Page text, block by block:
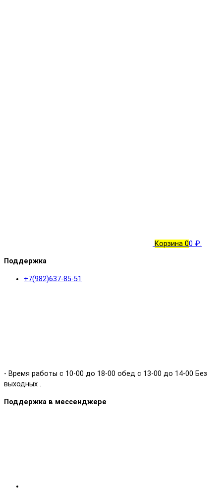
Корзина 00 ₽.
Поддержка
+7(982)637-85-51
- Время работы с 10-00 до 18-00 обед с 13-00 до 14-00 Без
выходных .
Поддержка в мессенджере